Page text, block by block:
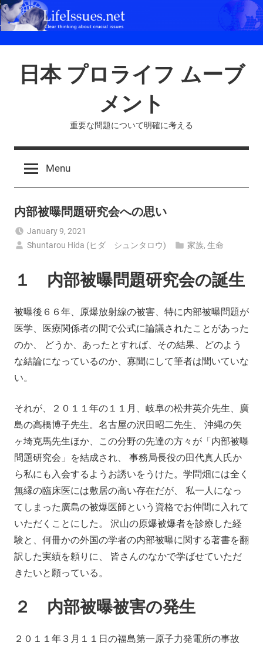
Skip
to
日本 プロライフ ムーブ
メント
重要な問題について明確に考える
Menu
内部被曝問題研究会への思い
January 9, 2021
Shuntarou Hida (ヒダ シュンタロウ)
家族,生命
１ 内部被曝問題研究会の誕生
被曝後６６年、原爆放射線の被害、特に内部被曝問題が
医学、医療関係者の間で公式に論議されたことがあった
のか、 どうか、あったとすれば、その結果、どのよう
な結論になっているのか、寡聞にして筆者は聞いていな
い。
それが、２０１１年の１１月、岐阜の松井英介先生、廣
島の高橋博子先生。名古屋の沢田昭二先生、 沖縄の矢
ヶ埼克馬先生ほか、この分野の先達の方々が「内部被曝
問題研究会」を結成され、 事務局長役の田代真人氏か
ら私にも入会するようお誘いをうけた。学問畑には全く
無縁の臨床医には敷居の高い存在だが、 私一人になっ
てしまった廣島の被爆医師という資格でお仲間に入れて
いただくことにした。 沢山の原爆被爆者を診療した経
験と、何冊かの外国の学者の内部被曝に関する著書を翻
訳した実績を頼りに、 皆さんのなかで学ばせていただ
きたいと願っている。
２ 内部被曝被害の発生
２０１１年３月１１日の福島第一原子力発電所の事故